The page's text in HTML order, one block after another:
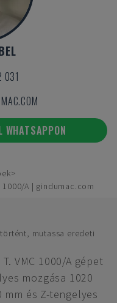
031
WHATSAPPON
1000/A | gindumac.com
mutassa eredeti
VMC 1000/A gépet
mozgása 1020
mm és Z-tengelyes